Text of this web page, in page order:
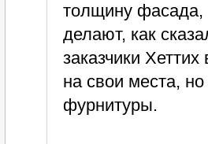
толщину фасада,
делают, как
заказчики
на свои места,
фурнитуры.